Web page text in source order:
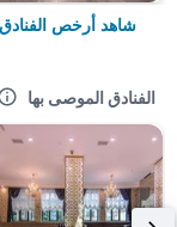
شاهد أرخص
الفنادق الموصى بها